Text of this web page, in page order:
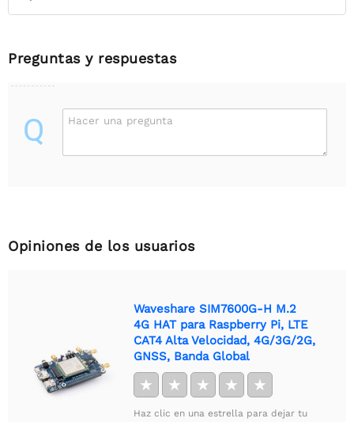
Preguntas y respuestas
Q Hacer una pregunta
Opiniones de los usuarios
Waveshare SIM7600G-H M.2
4G HAT para Raspberry Pi, LTE
CAT4 Alta Velocidad, 4G/3G/2G,
GNSS, Banda Global
★ ★ ★ ★ ★
Haz clic en una estrella para dejar tu